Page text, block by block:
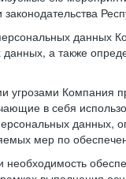
данных
а также
угрозами
в себя
данных,
мер по
необходимость